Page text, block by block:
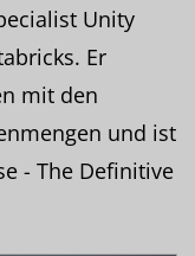
Unity
Er
mit den
und ist
- The Definitive